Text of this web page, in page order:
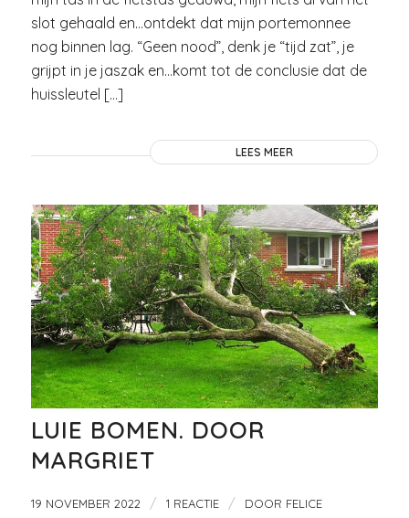
slot gehaald en…ontdekt dat mijn portemonnee
nog binnen lag. “Geen nood”, denk je “tijd zat”, je
grijpt in je jaszak en…komt tot de conclusie dat de
huissleutel […]
LEES MEER
LUIE BOMEN. DOOR
MARGRIET
19 NOVEMBER 2022 / 1 REACTIE / DOOR FELICE